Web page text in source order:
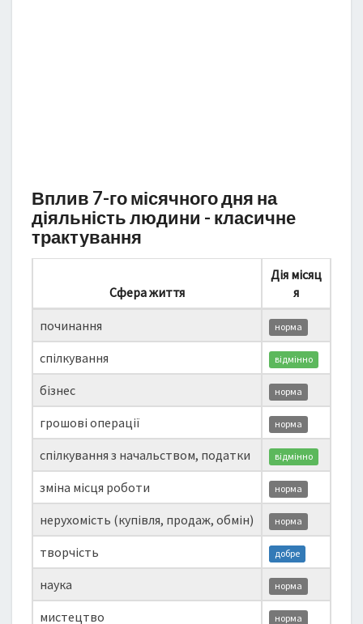
Вплив 7-го місячного дня на
діяльність людини - класичне
трактування
Сфера життя
Дія місяц
я
починання норма
спілкування відмінно
бізнес норма
грошові операції норма
спілкування з начальством, податки відмінно
зміна місця роботи норма
нерухомість (купівля, продаж, обмін) норма
творчість добре
наука норма
мистецтво норма